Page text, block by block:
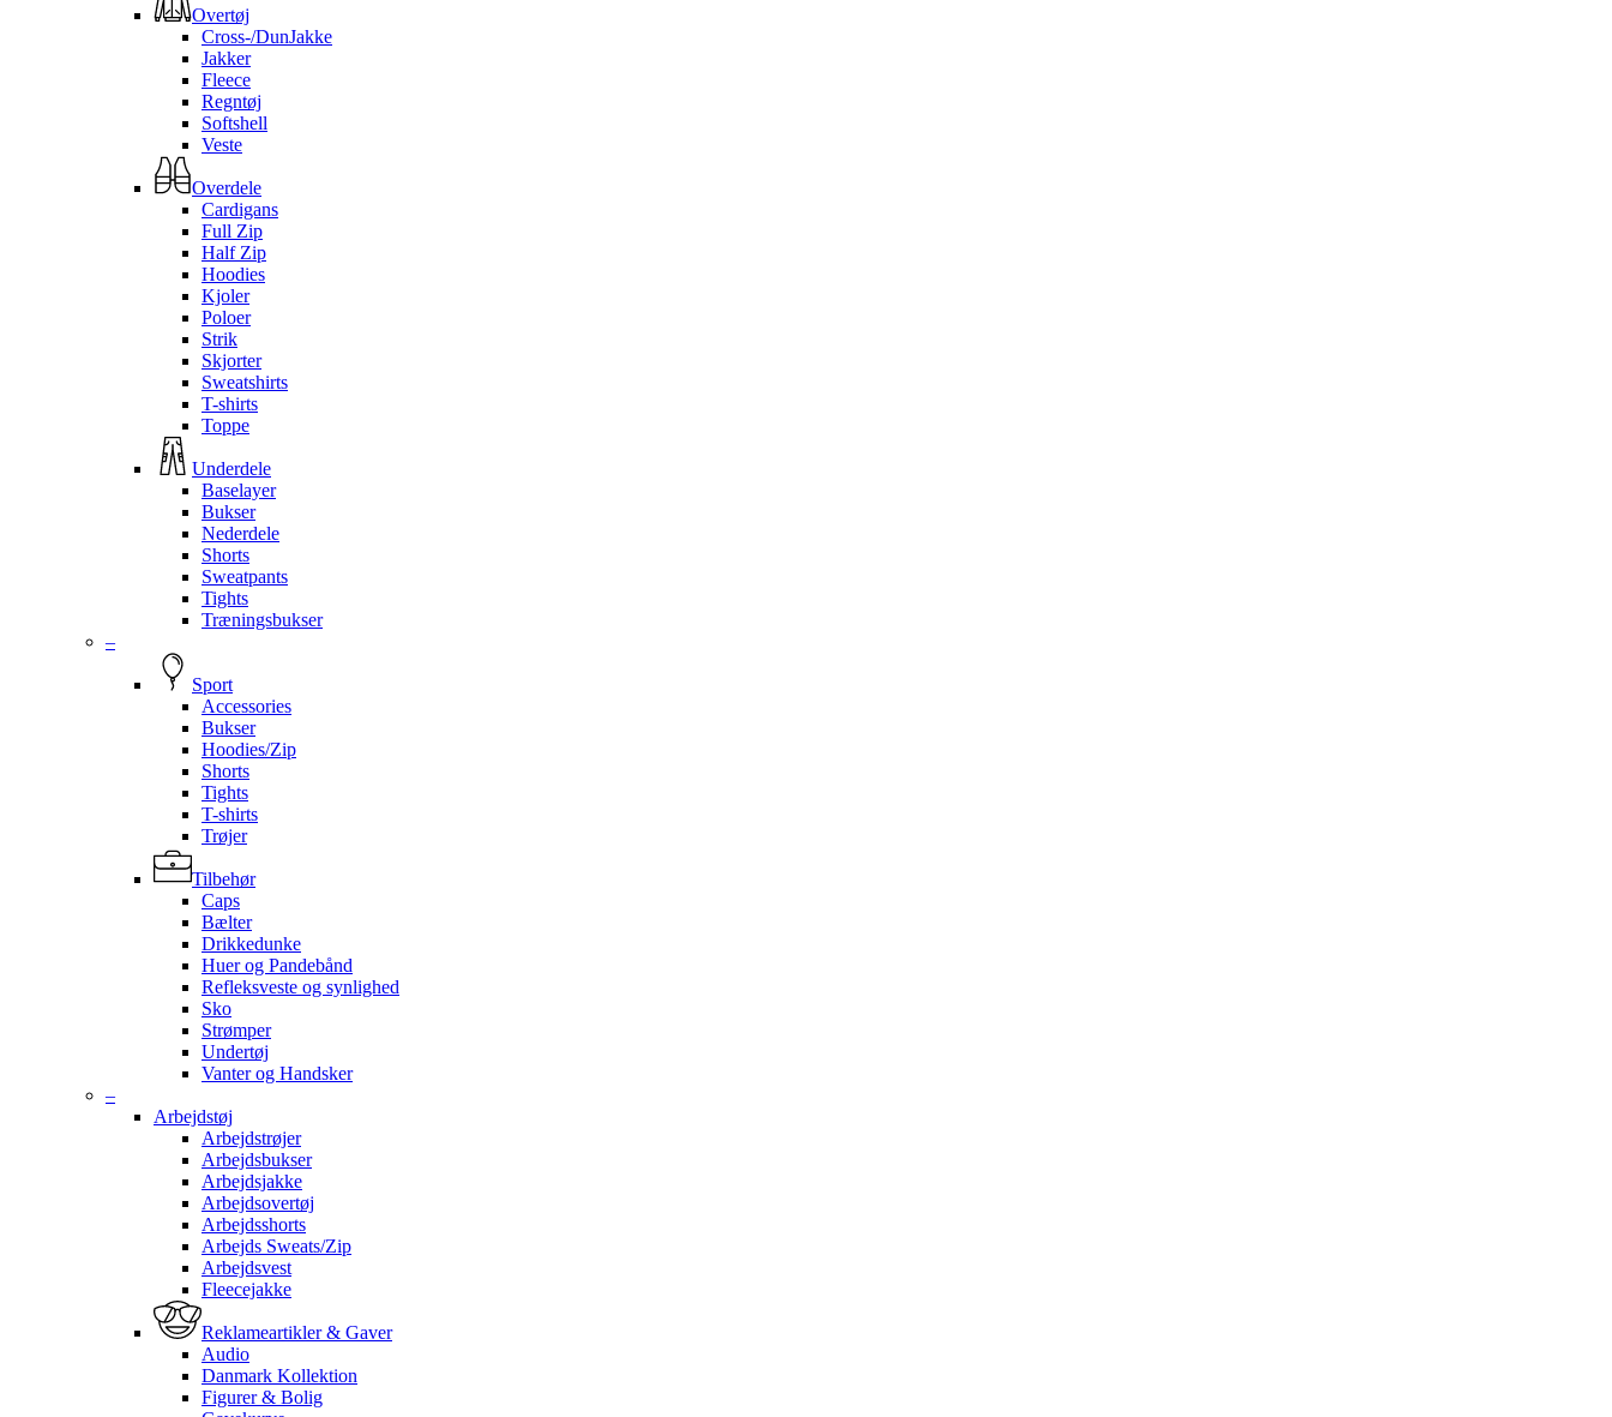
Overtøj
Cross-/DunJakke
Jakker
Fleece
Regntøj
Softshell
Veste
Overdele
Cardigans
Full Zip
Half Zip
Hoodies
Kjoler
Poloer
Strik
Skjorter
Sweatshirts
T-shirts
Toppe
Underdele
Baselayer
Bukser
Nederdele
Shorts
Sweatpants
Tights
Træningsbukser
–
Sport
Accessories
Bukser
Hoodies/Zip
Shorts
Tights
T-shirts
Trøjer
Tilbehør
Caps
Bælter
Drikkedunke
Huer og Pandebånd
Refleksveste og synlighed
Sko
Strømper
Undertøj
Vanter og Handsker
–
Arbejdstøj
Arbejdstrøjer
Arbejdsbukser
Arbejdsjakke
Arbejdsovertøj
Arbejdsshorts
Arbejds Sweats/Zip
Arbejdsvest
Fleecejakke
Reklameartikler & Gaver
Audio
Danmark Kollektion
Figurer & Bolig